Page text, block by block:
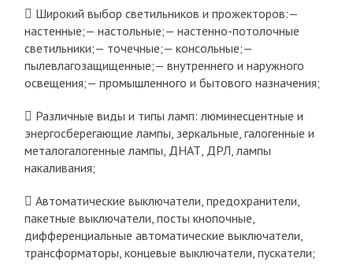
 Широкий выбор светильников и прожекторов:—
настенные;— настольные;— настенно-потолочные
светильники;— точечные;— консольные;—
пылевлагозащищенные;— внутреннего и наружного
освещения;— промышленного и бытового назначения;
 Различные виды и типы ламп: люминесцентные и
энергосберегающие лампы, зеркальные, галогенные и
металогалогенные лампы, ДНАТ, ДРЛ, лампы
накаливания;
 Автоматические выключатели, предохранители,
пакетные выключатели, посты кнопочные,
дифференциальные автоматические выключатели,
трансформаторы, концевые выключатели, пускатели;